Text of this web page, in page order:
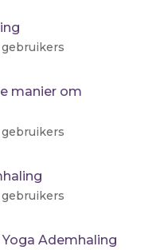
manier om
Yoga Ademhaling